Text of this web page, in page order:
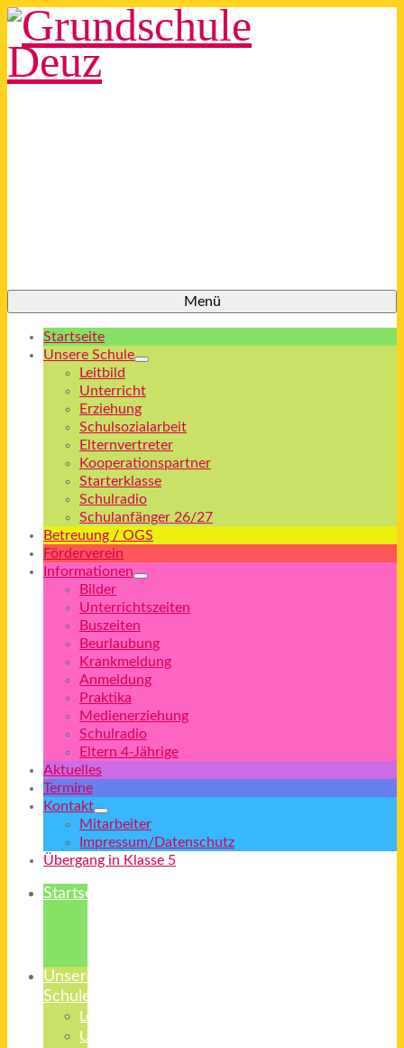
Menü
Startseite
Unsere Schule
Leitbild
Unterricht
Erziehung
Schulsozialarbeit
Elternvertreter
Kooperationspartner
Starterklasse
Schulradio
Schulanfänger 26/27
Betreuung / OGS
Förderverein
Informationen
Bilder
Unterrichtszeiten
Buszeiten
Beurlaubung
Krankmeldung
Anmeldung
Praktika
Medienerziehung
Schulradio
Eltern 4-Jährige
Aktuelles
Termine
Kontakt
Mitarbeiter
Impressum/Datenschutz
Übergang in Klasse 5
Startseite
Unsere
Schule
Leitbild
Unterricht